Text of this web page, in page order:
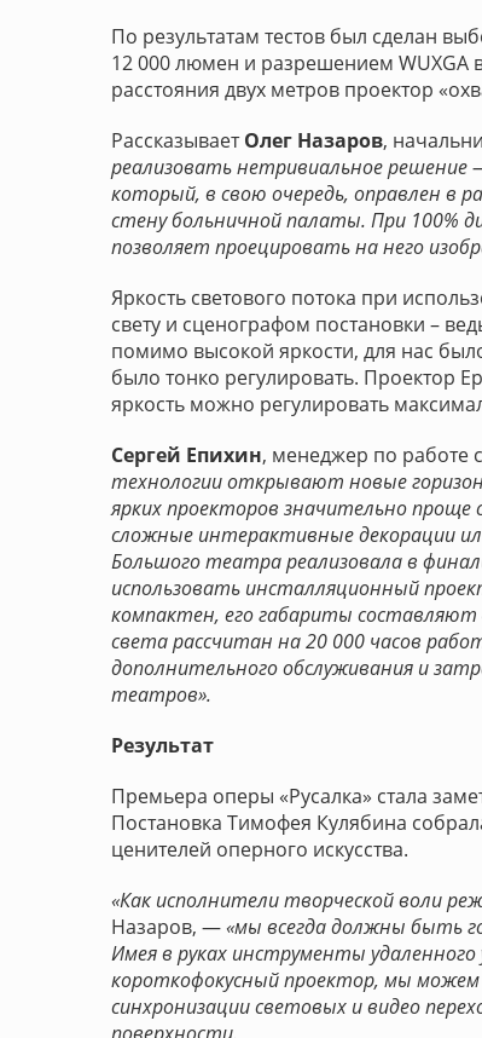
По результатам тестов был сделан
12 000 люмен и разрешением WUXGA
расстояния двух метров проектор
РассказываетОлег Назаров,
реализовать нетривиальное решение
который, в свою очередь, оправлен в
стену больничной палаты. При 100%
позволяет проецировать на него
Яркость светового потока при
свету и сценографом постановки –
помимо высокой яркости, для нас
было тонко регулировать. Проектор
яркость можно регулировать
Сергей Епихин, менеджер по работе
технологии открывают новые
ярких проекторов значительно проще
сложные интерактивные декорации
Большого театра реализовала в
использовать инсталляционный
компактен, его габариты составляют
света рассчитан на 20 000 часов
дополнительного обслуживания и
театров».
Результат
Премьера оперы «Русалка» стала
Постановка Тимофея Кулябина
ценителей оперного искусства.
«Как исполнители творческой воли
Назаров, —«мы всегда должны быть
Имея в руках инструменты
короткофокусный проектор, мы
синхронизации световых и видео